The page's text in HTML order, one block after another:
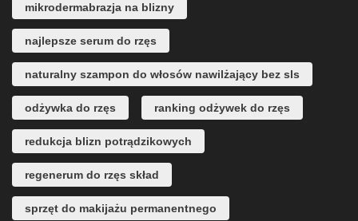
mikrodermabrazja na blizny
najlepsze serum do rzęs
naturalny szampon do włosów nawilżający bez sls
odżywka do rzęs ranking odżywek do rzęs
redukcja blizn potrądzikowych
regenerum do rzęs skład
sprzęt do makijażu permanentnego